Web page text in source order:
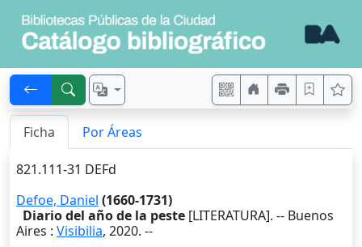
Ficha Por Áreas
821.111-31 DEFd
Defoe, Daniel (1660-1731)
Diario del año de la peste [LITERATURA]. -- Buenos
Aires : Visibilia, 2020. --